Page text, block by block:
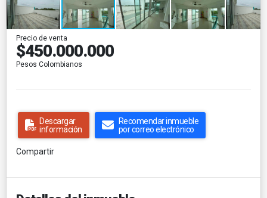
Precio de venta
$450.000.000
Pesos Colombianos
Descargar
información
Recomendar inmueble
por correo electrónico
Compartir